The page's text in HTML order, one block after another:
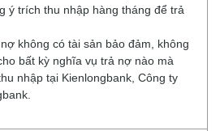
ý trích thu nhập hàng tháng để trả
không có tài sản bảo đảm, không
bất kỳ nghĩa vụ trả nợ nào mà
nhập tại Kienlongbank, Công ty